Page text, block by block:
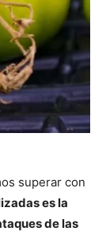
superar con
es la
de las